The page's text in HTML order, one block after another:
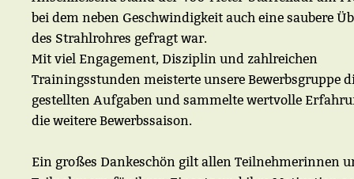
bei dem neben Geschwindigkeit auch eine saubere
des Strahlrohres gefragt war.
Mit viel Engagement, Disziplin und zahlreichen
Trainingsstunden meisterte unsere Bewerbsgruppe
gestellten Aufgaben und sammelte wertvolle
die weitere Bewerbssaison.
Ein großes Dankeschön gilt allen Teilnehmerinnen